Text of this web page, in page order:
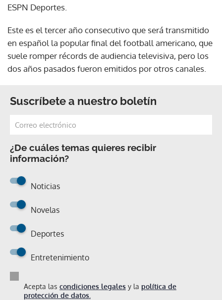
ESPN Deportes.
Este es el tercer año consecutivo que será transmitido
en español la popular final del football americano, que
suele romper récords de audiencia televisiva, pero los
dos años pasados fueron emitidos por otros canales.
Suscríbete a nuestro boletín
¿De cuáles temas quieres recibir
información?
Noticias
Novelas
Deportes
Entretenimiento
Acepta las condiciones legales y la política de
protección de datos.